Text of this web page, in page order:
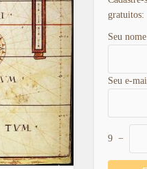
gratuitos:
Seu
Seu e-
9 −